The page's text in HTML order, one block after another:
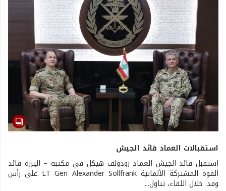
استقبالات العماد قائد الجيش
استقبل قائد الجيش العماد رودولف هيكل في مكتبه – اليرزة قائد
القوة المشتركة الألمانية LT Gen Alexander Sollfrank على رأس
وفد. خلال اللقاء، تناول...